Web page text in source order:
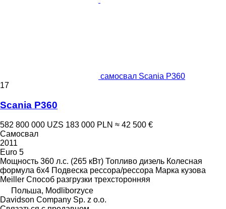
самосвал Scania P360
17
Scania P360
582 800 000 UZS 183 000 PLN ≈ 42 500 €
Самосвал
2011
Euro 5
Мощность 360 л.с. (265 кВт) Топливо дизель Колесная
формула 6x4 Подвеска рессора/рессора Марка кузова
Meiller Способ разгрузки трехсторонняя
Польша, Modliborzyce
Davidson Company Sp. z o.o.